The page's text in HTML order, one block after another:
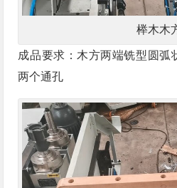
榉木木
成品要求：木方两端铣型圆弧
两个通孔